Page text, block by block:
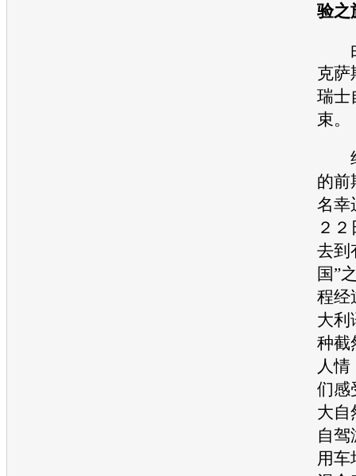
验之
由
克萨
瑞士
束。
经
的前
名幸
２
去到
国”
程经
大利
种截
人
们感
大自
自驾
用车